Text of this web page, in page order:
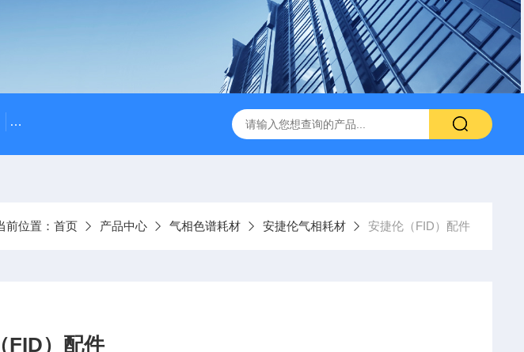
岛津GL Inertsil ODS-3 4.6*250mm/5um 5020-01732 大连依利特Hypersil ODS2
前位置： 首页 产品中心 气相色谱耗材 安捷伦气相耗材 安捷伦（FID）配件
FID）配件